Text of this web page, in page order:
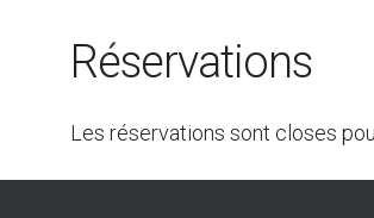
Réservations
Les réservations sont closes